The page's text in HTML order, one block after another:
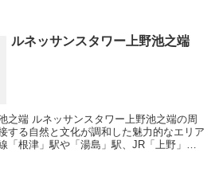
ルネッサンスタワー上野池之端
池之端の周
する自然と文化が調和した魅力的なエリア
「根津」駅や「湯島」駅、JR「上野」駅